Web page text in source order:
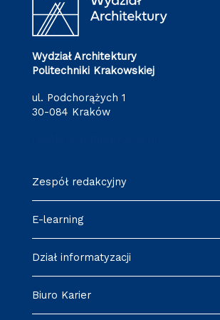
Wydział Architektury
Politechniki Krakowskiej
ul. Podchorążych 1
30-084 Kraków
Zespół redakcyjny
E-learning
Dział informatyzacji
Biuro Karier